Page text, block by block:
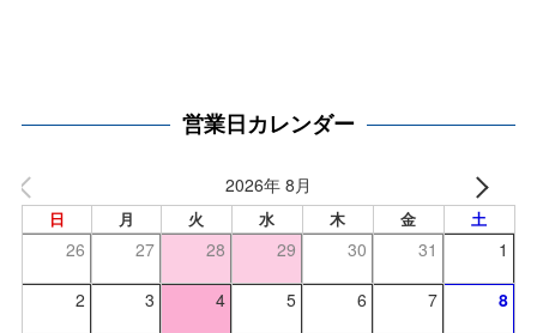
営業日カレンダー
2026年 8月
日 月 火 水 木 金 土
26 27 28 29 30 31 1
2 3 4 5 6 7 8